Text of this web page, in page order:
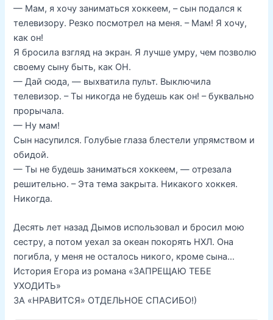
— Мам, я хочу заниматься хоккеем, – сын подался к
телевизору. Резко посмотрел на меня. – Мам! Я хочу,
как он!
Я бросила взгляд на экран. Я лучше умру, чем позволю
своему сыну быть, как ОН.
— Дай сюда, — выхватила пульт. Выключила
телевизор. – Ты никогда не будешь как он! – буквально
прорычала.
— Ну мам!
Сын насупился. Голубые глаза блестели упрямством и
обидой.
— Ты не будешь заниматься хоккеем, — отрезала
решительно. – Эта тема закрыта. Никакого хоккея.
Никогда.
Десять лет назад Дымов использовал и бросил мою
сестру, а потом уехал за океан покорять НХЛ. Она
погибла, у меня не осталось никого, кроме сына…
История Егора из романа «ЗАПРЕЩАЮ ТЕБЕ
УХОДИТЬ»
ЗА «НРАВИТСЯ» ОТДЕЛЬНОЕ СПАСИБО!)